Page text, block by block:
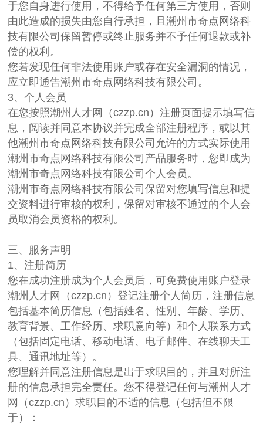
于您自身进行使用，不得给予任何第三方使用，否则
由此造成的损失由您自行承担，且潮州市奇点网络科
技有限公司保留暂停或终止服务并不予任何退款或补
偿的权利。
您若发现任何非法使用账户或存在安全漏洞的情况，
应立即通告潮州市奇点网络科技有限公司。
3、个人会员
在您按照潮州人才网（czzp.cn）注册页面提示填写信
息，阅读并同意本协议并完成全部注册程序，或以其
他潮州市奇点网络科技有限公司允许的方式实际使用
潮州市奇点网络科技有限公司产品服务时，您即成为
潮州市奇点网络科技有限公司个人会员。
潮州市奇点网络科技有限公司保留对您填写信息和提
交资料进行审核的权利，保留对审核不通过的个人会
员取消会员资格的权利。
三、服务声明
1、注册简历
您在成功注册成为个人会员后，可免费使用账户登录
潮州人才网（czzp.cn）登记注册个人简历，注册信息
包括基本简历信息（包括姓名、性别、年龄、学历、
教育背景、工作经历、求职意向等）和个人联系方式
（包括固定电话、移动电话、电子邮件、在线聊天工
具、通讯地址等）。
您理解并同意注册信息是出于求职目的，并且对所注
册的信息承担完全责任。您不得登记任何与潮州人才
网（czzp.cn）求职目的不适的信息（包括但不限
于）：